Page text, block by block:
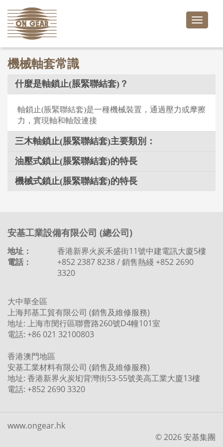
Toggle
機械軸套常識
什麼是軸鎖止(脹緊聯結套)？
軸鎖止(脹緊聯結套)是一種機械裝置，通過壓力或摩擦
力，實現軸和軸殼連接
三木軸鎖止(脹緊聯結套)主要類別：
油壓式鎖止(脹緊聯結套)的特長
機械式鎖止(脹緊聯結套)的特長
安基工業設備有限公司 (總公司)
地址：
香港新界火炭禾盛街11號中建電訊大廈5樓
電話：
+852 2387 8238 / 銷售熱綫 +852 2690
3320
大中華全區
上海邦基工貿有限公司 (銷售及維修服務)
地址: 上海市閔行區聯曹路260號D4幢101室
電話: +86 021 32100803
香港澳門地區
安基工業材料有限公司 (銷售及維修服務)
地址: 香港新界火炭㘭背灣街53-55號美高工業大廈13樓
電話: +852 2690 3320
www.ongear.hk
© 2026 安基集團